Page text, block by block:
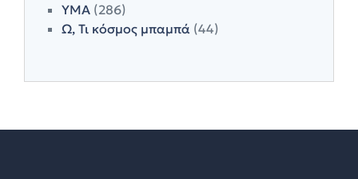
ΥΜΑ (286)
Ω, Τι κόσμος μπαμπά (44)